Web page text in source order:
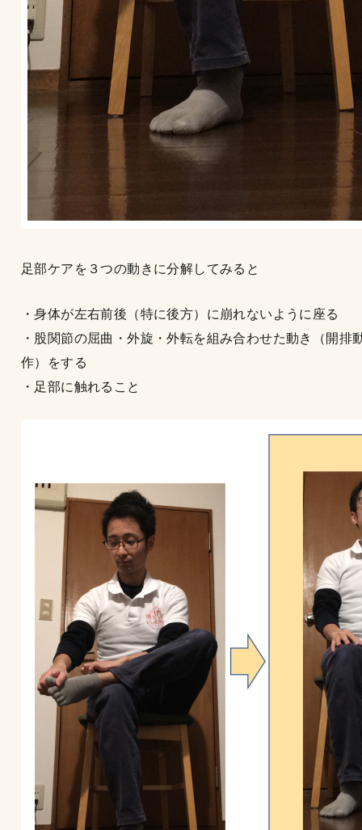
足部ケアを３つの動きに分解してみると
・身体が左右前後（特に後方）に崩れないように座る
・股関節の屈曲・外旋・外転を組み合わせた動き（開排
作）をする
・足部に触れること